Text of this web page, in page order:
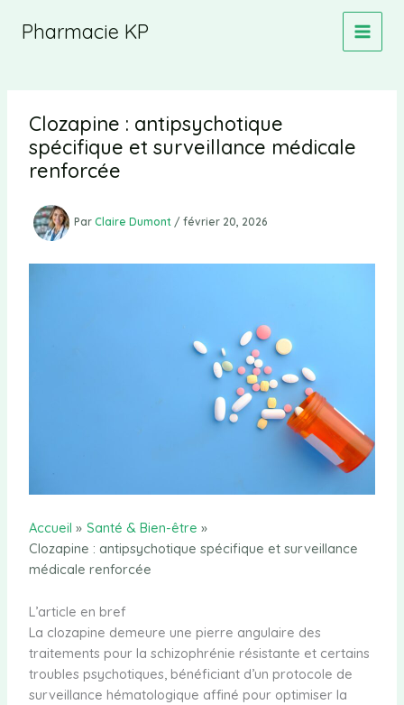
Pharmacie KP
Clozapine : antipsychotique
spécifique et surveillance médicale
renforcée
Par Claire Dumont / février 20, 2026
Accueil
Santé & Bien-être
Clozapine : antipsychotique spécifique et surveillance
médicale renforcée
L’article en bref
La clozapine demeure une pierre angulaire des
traitements pour la schizophrénie résistante et certains
troubles psychotiques, bénéficiant d’un protocole de
surveillance hématologique affiné pour optimiser la